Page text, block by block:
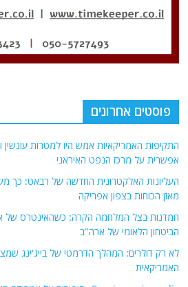
פוסטים אחרונים
התקיפות האמריקאיות אמש היו למטרות
אפשרית על מרכז הנפט האיראני
העליונות האלקטרונית החדשה של רבאט: כך
מאזן הכוחות בצפון אפריקה
חמדנות בצל המלחמה הקרה: כשהאינטרס של
הביטחון הלאומי של ארה"ב
לא רק דולרים: המהלך הדרמטי של בייג'ינג
האמריקאית